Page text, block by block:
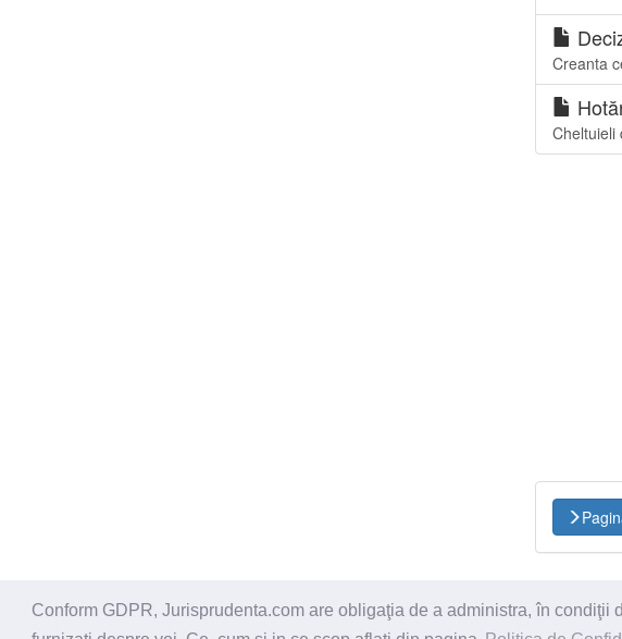
Conform GDPR, Jurisprudenta.com are obligaţia de a administra, în
Creanta
Cheltuieli
© 2026 - Jurisprudenta.com -Cautare-Termeni si conditii